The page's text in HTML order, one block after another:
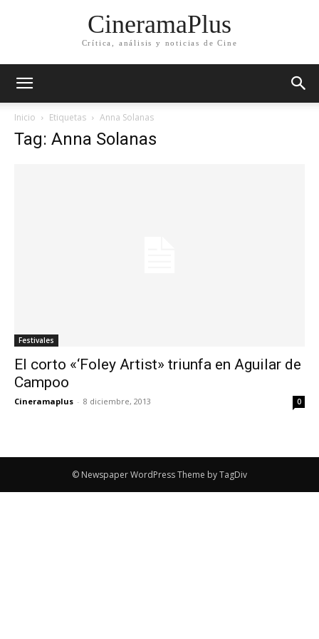
CineramaPlus
Crítica, análisis y noticias de Cine
Inicio Etiquetas Anna Solanas
Tag: Anna Solanas
Festivales
El corto «‘Foley Artist» triunfa en Aguilar de
Campoo
Cineramaplus - 8 diciembre, 2013 0
© Newspaper WordPress Theme by TagDiv